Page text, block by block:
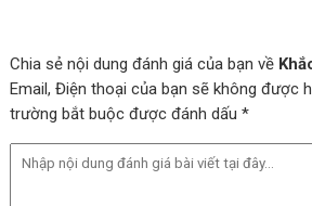
Chia sẻ nội dung đánh giá của bạn về
Email, Điện thoại của bạn sẽ không được
trường bắt buộc được đánh dấu *